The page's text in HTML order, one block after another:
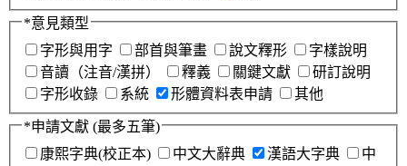
*意見類型
字形與用字
部首與筆畫 說文釋形
字樣說明
音讀（注音/漢拼）
釋義 關鍵文獻
研訂說明
字形收錄
系統 形體資料表申請 其他
*申請文獻 (最多五筆)
康熙字典(校正本)
中文大辭典 漢語大字典
中